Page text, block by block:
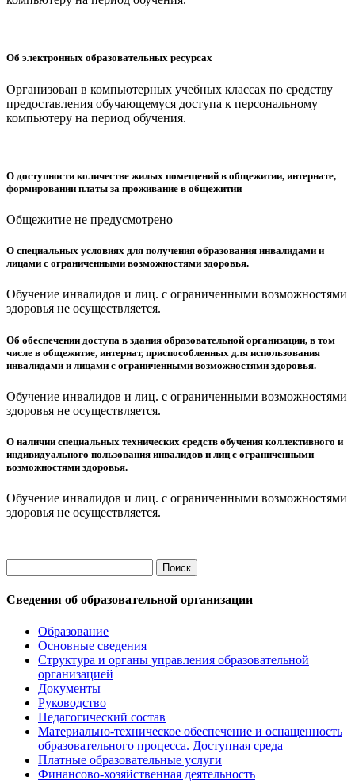
Об электронных образовательных ресурсах
Организован в компьютерных учебных классах по средству
предоставления обучающемуся доступа к персональному
компьютеру на период обучения.
О доступности количестве жилых помещений в общежитии, интернате,
формировании платы за проживание в общежитии
Общежитие не предусмотрено
О специальных условиях для получения образования инвалидами и
лицами с ограниченными возможностями здоровья.
Обучение инвалидов и лиц. с ограниченными возможностями
здоровья не осуществляется.
Об обеспечении доступа в здания образовательной организации, в том
числе в общежитие, интернат, приспособленных для использования
инвалидами и лицами с ограниченными возможностями здоровья.
Обучение инвалидов и лиц. с ограниченными возможностями
здоровья не осуществляется.
О наличии специальных технических средств обучения коллективного и
индивидуального пользования инвалидов и лиц с ограниченными
возможностями здоровья.
Обучение инвалидов и лиц. с ограниченными возможностями
здоровья не осуществляется.
Сведения об образовательной организации
Образование
Основные сведения
Структура и органы управления образовательной
организацией
Документы
Руководство
Педагогический состав
Материально-техническое обеспечение и оснащенность
образовательного процесса. Доступная среда
Платные образовательные услуги
Финансово-хозяйственная деятельность